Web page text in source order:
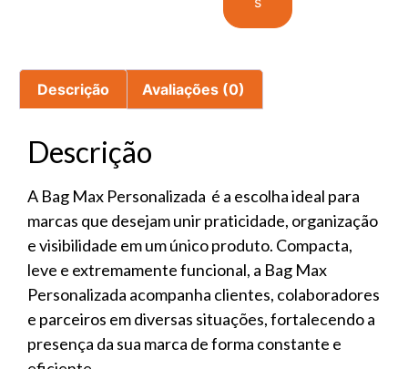
Descrição Avaliações (0)
Descrição
A Bag Max Personalizada é a escolha ideal para
marcas que desejam unir praticidade, organização
e visibilidade em um único produto. Compacta,
leve e extremamente funcional, a Bag Max
Personalizada acompanha clientes, colaboradores
e parceiros em diversas situações, fortalecendo a
presença da sua marca de forma constante e